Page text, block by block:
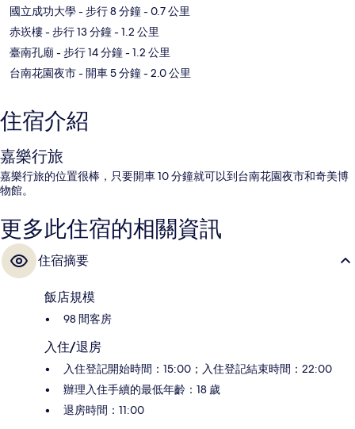
國立成功大學- 步行 8 分鐘- 0.7 公里
赤崁樓- 步行 13 分鐘- 1.2 公里
臺南孔廟 - 步行 14 分鐘- 1.2 公里
台南花園夜市- 開車 5 分鐘- 2.0 公里
住宿介紹
嘉樂行旅
嘉樂行旅的位置很棒，只要開車 10 分鐘就可以到台南花園夜市和奇美博
物館。
更多此住宿的相關資訊
住宿摘要
飯店規模
98 間客房
入住/退房
入住登記開始時間：15:00；入住登記結束時間：22:00
辦理入住手續的最低年齡：18 歲
退房時間：11:00